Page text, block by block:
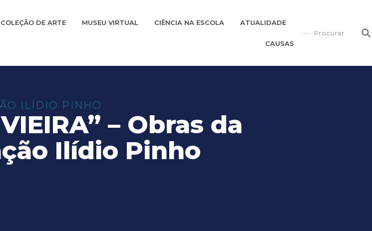
COLEÇÃO DE ARTE MUSEU VIRTUAL CIÊNCIA NA ESCOLA ATUALIDADE
CAUSAS
ILÍDIO PINHO
– Obras da
Ilídio Pinho